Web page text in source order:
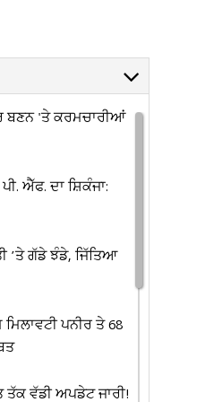
ਬਣਨ 'ਤੇ ਕਰਮਚਾਰੀਆਂ
ਐੱਫ. ਦਾ ਸ਼ਿਕੰਜਾ:
’ਤੇ ਗੱਡੇ ਝੰਡੇ, ਜਿੱਤਿਆ
ਪਨੀਰ ਤੇ 68
ਵੱਡੀ ਅਪਡੇਟ ਜਾਰੀ!